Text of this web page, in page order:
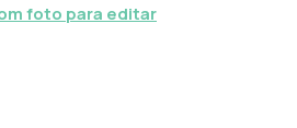
foto para editar